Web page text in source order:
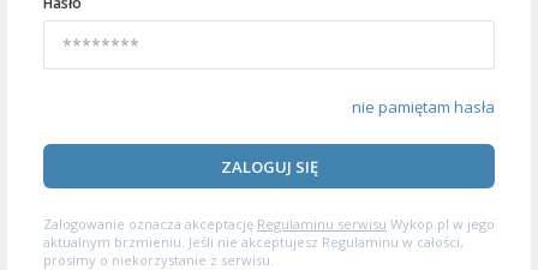
nie pamiętam hasła
ZALOGUJ SIĘ
Zalogowanie oznacza akceptację Regulaminu serwisu Wykop.pl w jego
aktualnym brzmieniu. Jeśli nie akceptujesz Regulaminu w całości,
prosimy o niekorzystanie z serwisu.